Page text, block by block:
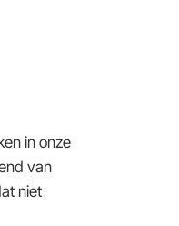
in onze
van
niet